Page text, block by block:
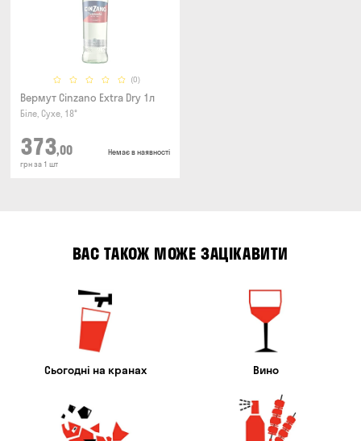
(0)
Вермут Cinzano Extra Dry 1л
Біле, Сухе, 18°
373,00
грн за 1 шт
Немає в наявності
ВАС ТАКОЖ МОЖЕ ЗАЦІКАВИТИ
Сьогодні на кранах Вино